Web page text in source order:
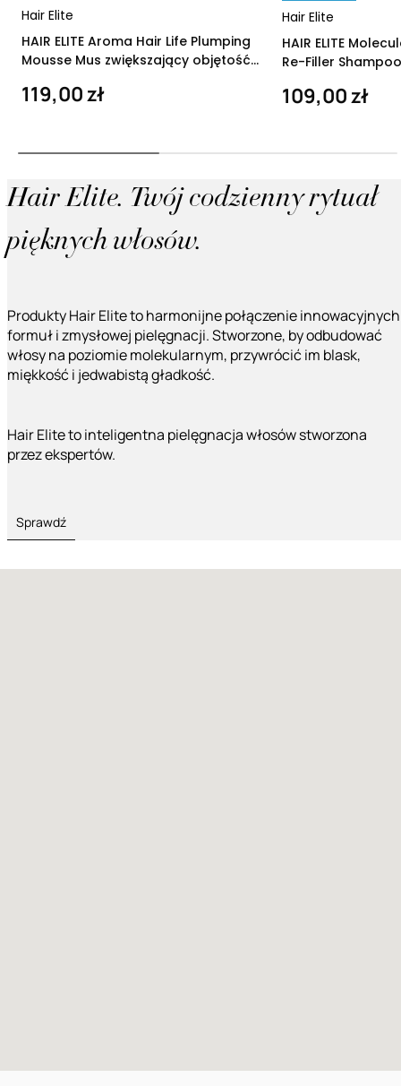
Hair Elite
HAIR ELITE Aroma Hair Life Plumping
Mousse Mus zwiększający objętość
119,00 zł
Hair Elite
HAIR ELITE
Re-Filler
109,00 zł
Hair Elite. Twój codzienny rytuał
pięknych włosów.
Produkty Hair Elite to harmonijne połączenie innowacyjnych
formuł i zmysłowej pielęgnacji. Stworzone, by odbudować
włosy na poziomie molekularnym, przywrócić im blask,
miękkość i jedwabistą gładkość.
Hair Elite to inteligentna pielęgnacja włosów stworzona
przez ekspertów.
Sprawdź